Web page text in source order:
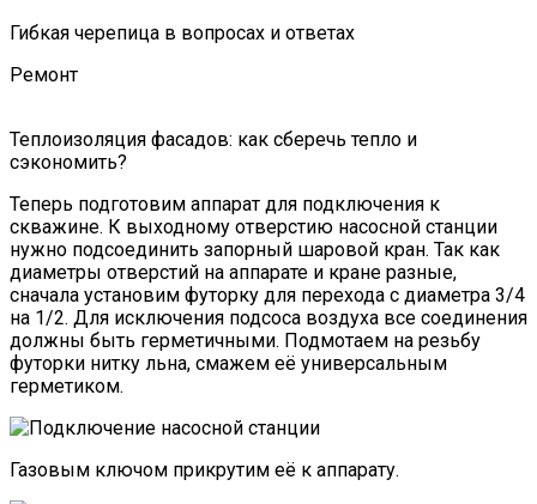
Гибкая черепица в вопросах и ответах
Ремонт
Теплоизоляция фасадов: как сберечь тепло и
сэкономить?
Теперь подготовим аппарат для подключения к
скважине. К выходному отверстию насосной станции
нужно подсоединить запорный шаровой кран. Так как
диаметры отверстий на аппарате и кране разные,
сначала установим футорку для перехода с диаметра 3/4
на 1/2. Для исключения подсоса воздуха все соединения
должны быть герметичными. Подмотаем на резьбу
футорки нитку льна, смажем её универсальным
герметиком.
Газовым ключом прикрутим её к аппарату.